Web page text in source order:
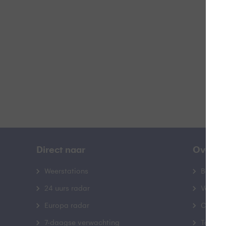
Direct naar
Weerstations
24 uurs radar
Europa radar
7-daagse verwachting
Over
Contact